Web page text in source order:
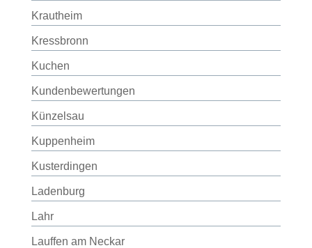
Krautheim
Kressbronn
Kuchen
Kundenbewertungen
Künzelsau
Kuppenheim
Kusterdingen
Ladenburg
Lahr
Lauffen am Neckar